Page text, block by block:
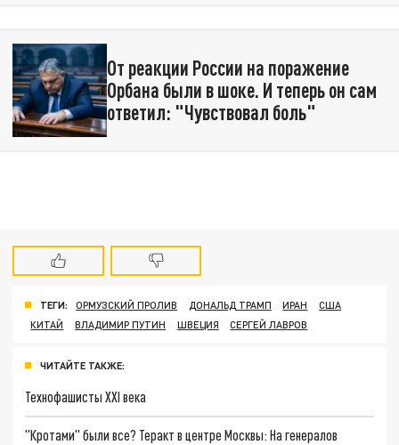
От реакции России на поражение
Орбана были в шоке. И теперь он сам
ответил: "Чувствовал боль"
ТЕГИ: ОРМУЗСКИЙ ПРОЛИВ ДОНАЛЬД ТРАМП ИРАН
США
КИТАЙ
ВЛАДИМИР ПУТИН ШВЕЦИЯ СЕРГЕЙ ЛАВРОВ
ЧИТАЙТЕ ТАКЖЕ:
Технофашисты XXI века
"Кротами" были все? Теракт в центре Москвы: На генералов